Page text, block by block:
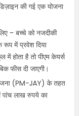
की गई एक योजना
– बच्चे को नजदीकी
रूप में प्रवेश दिया
में होता है तो पीएम केयर्स
फीस दी जाएगी।
(PM-JAY) के तहत
पांच लाख रुपये का